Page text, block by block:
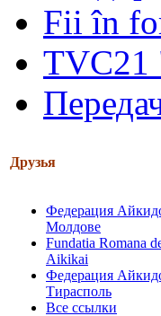
Fii în
TVC21
Друзья
Федерация
Молдове
Fundatia Romana
Aikikai
Федерация
Тирасполь
Все ссылки